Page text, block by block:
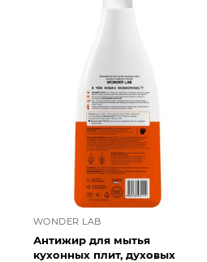
WONDER LAB
Антижир для мытья
кухонных плит, духовых